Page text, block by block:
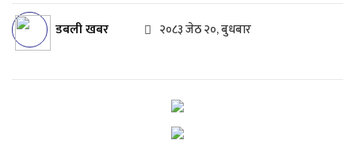
डबली खबर २०८३ जेठ २०, बुधबार